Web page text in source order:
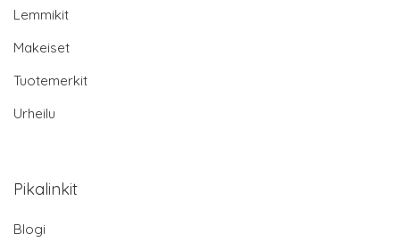
Lemmikit
Makeiset
Tuotemerkit
Urheilu
Pikalinkit
Blogi